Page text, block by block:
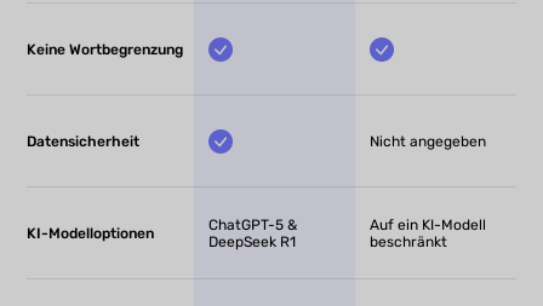
Keine Wortbegrenzung
Datensicherheit Nicht angegeben
KI-Modelloptionen
ChatGPT-5 &
DeepSeek R1
Auf ein KI-Modell
beschränkt